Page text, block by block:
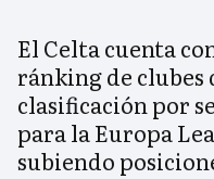
El Celta cuenta
ránking de clubes
clasificación por
para la Europa
subiendo